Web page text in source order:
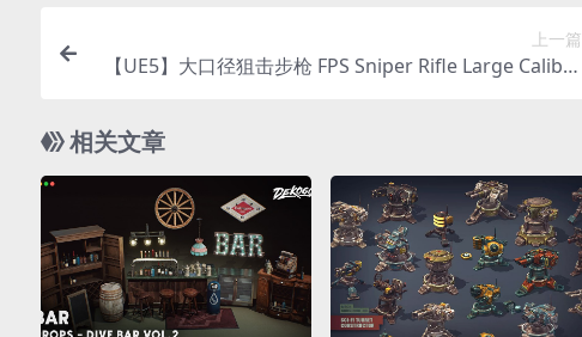
上一篇
【UE5】大口径狙击步枪 FPS Sniper Rifle Large Calibre
相关文章